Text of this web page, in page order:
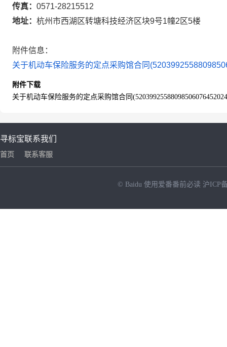
传真： 0571-28215512
地址： 杭州市西湖区转塘科技经济区块9号1幢2区5楼
附件信息：
关于机动车保险服务的定点采购馆合同
附件下载
关于机动车保险服务的定点采购馆合同
寻标宝
首页
联系我们
联系客服
© Baidu 使用爱番番前必读 沪ICP